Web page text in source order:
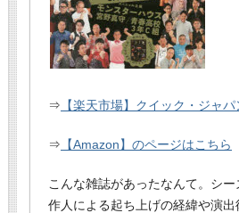
⇒ 【楽天市場】クイック・ジャ
⇒ 【Amazon】のページはこちら
こんな雑誌があったなんて。シ
作人による起ち上げの経緯や演